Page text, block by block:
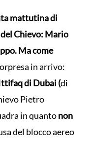
mattutina di
del Chievo: Mario
Ma come
in arrivo:
di Dubai (di
Pietro
in quantonon
del blocco aereo